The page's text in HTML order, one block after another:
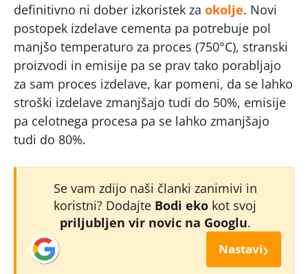
definitivno ni dober izkoristek za okolje. Novi
postopek izdelave cementa pa potrebuje pol
manjšo temperaturo za proces (750°C), stranski
proizvodi in emisije pa se prav tako porabljajo
za sam proces izdelave, kar pomeni, da se lahko
stroški izdelave zmanjšajo tudi do 50%, emisije
pa celotnega procesa pa se lahko zmanjšajo
tudi do 80%.
Se vam zdijo naši članki zanimivi in
koristni? Dodajte Bodi eko kot svoj
priljubljen vir novic na Googlu.
Nastavi›